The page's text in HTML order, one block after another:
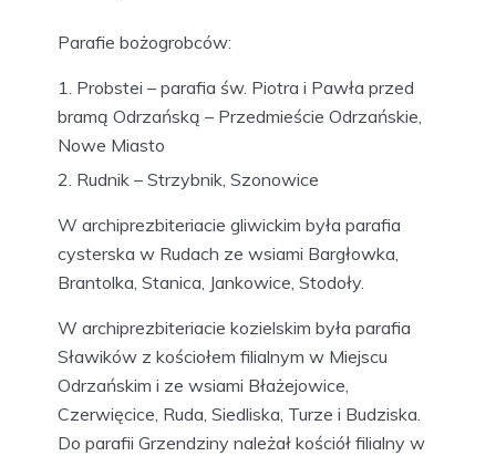
Parafie bożogrobców:
Probstei – parafia św. Piotra i Pawła przed
bramą Odrzańską – Przedmieście Odrzańskie,
Nowe Miasto
Rudnik – Strzybnik, Szonowice
W archiprezbiteriacie gliwickim była parafia
cysterska w Rudach ze wsiami Bargłowka,
Brantolka, Stanica, Jankowice, Stodoły.
W archiprezbiteriacie kozielskim była parafia
Sławików z kościołem filialnym w Miejscu
Odrzańskim i ze wsiami Błażejowice,
Czerwięcice, Ruda, Siedliska, Turze i Budziska.
Do parafii Grzendziny należał kościół filialny w